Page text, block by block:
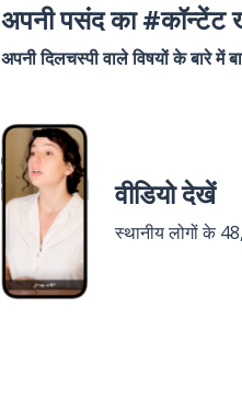
अपनी पसंद का #कॉन्टेंट
अपनी दिलचस्पी वाले विषयों के बारे में
वीडियो देखें
स्थानीय लोगों के